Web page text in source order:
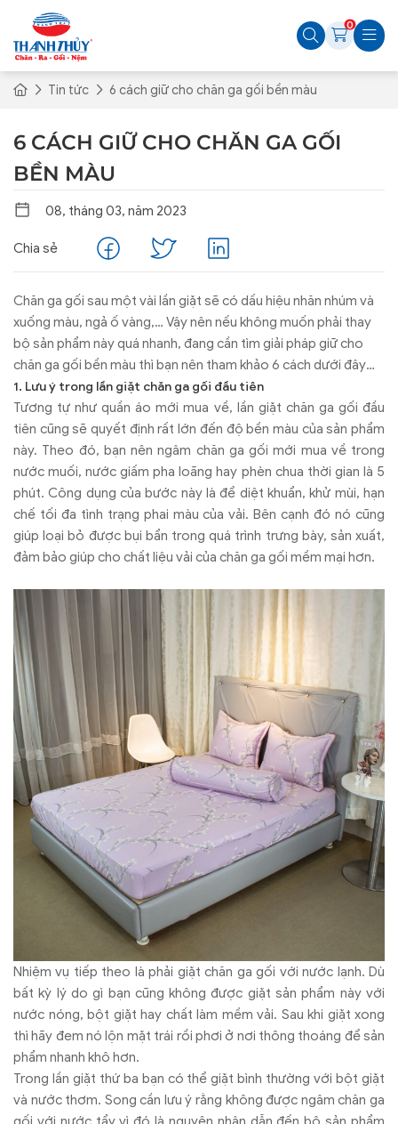
0
Tin tức 6 cách giữ cho chăn ga gối bền màu
6 CÁCH GIỮ CHO CHĂN GA GỐI
BỀN MÀU
08, tháng 03, năm 2023
Chia sẻ
Chăn ga gối sau một vài lần giặt sẽ có dấu hiệu nhăn nhúm và
xuống màu, ngả ố vàng,… Vậy nên nếu không muốn phải thay
bộ sản phẩm này quá nhanh, đang cần tìm giải pháp giữ cho
chăn ga gối bền màu thì bạn nên tham khảo 6 cách dưới đây
nhé!
1. Lưu ý trong lần giặt chăn ga gối đầu tiên
Tương tự như quần áo mới mua về, lần giặt chăn ga gối đầu
tiên cũng sẽ quyết định rất lớn đến độ bền màu của sản phẩm
này. Theo đó, bạn nên ngâm chăn ga gối mới mua về trong
nước muối, nước giấm pha loãng hay phèn chua thời gian là 5
phút. Công dụng của bước này là để diệt khuẩn, khử mùi, hạn
chế tối đa tình trạng phai màu của vải. Bên cạnh đó nó cũng
giúp loại bỏ được bụi bẩn trong quá trình trưng bày, sản xuất,
đảm bảo giúp cho chất liệu vải của chăn ga gối mềm mại hơn.
Nhiệm vụ tiếp theo là phải giặt chăn ga gối với nước lạnh. Dù
bất kỳ lý do gì bạn cũng không được giặt sản phẩm này với
nước nóng, bột giặt hay chất làm mềm vải. Sau khi giặt xong
thì hãy đem nó lộn mặt trái rồi phơi ở nơi thông thoáng để sản
phẩm nhanh khô hơn.
Trong lần giặt thứ ba bạn có thể giặt bình thường với bột giặt
và nước thơm. Song cần lưu ý rằng không được ngâm chăn ga